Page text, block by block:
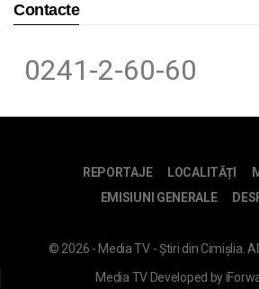
Contacte
0241-2-60-60
REPORTAJE LOCALITĂȚI
EMISIUNI GENERALE
© 2026 - Media TV - Știri din Cimișlia.
Media TVDeveloped by